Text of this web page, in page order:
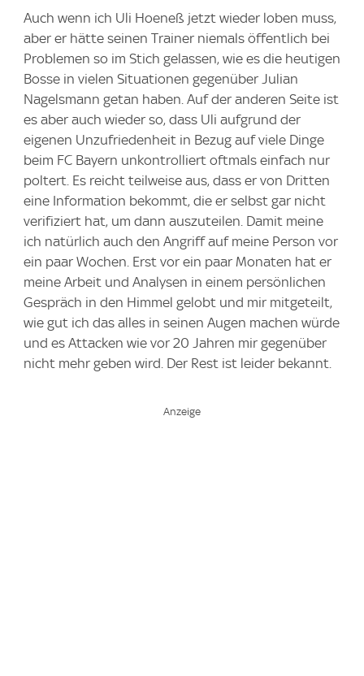
Auch wenn ich Uli Hoeneß jetzt wieder loben muss,
aber er hätte seinen Trainer niemals öffentlich bei
Problemen so im Stich gelassen, wie es die heutigen
Bosse in vielen Situationen gegenüber Julian
Nagelsmann getan haben. Auf der anderen Seite ist
es aber auch wieder so, dass Uli aufgrund der
eigenen Unzufriedenheit in Bezug auf viele Dinge
beim FC Bayern unkontrolliert oftmals einfach nur
poltert. Es reicht teilweise aus, dass er von Dritten
eine Information bekommt, die er selbst gar nicht
verifiziert hat, um dann auszuteilen. Damit meine
ich natürlich auch den Angriff auf meine Person vor
ein paar Wochen. Erst vor ein paar Monaten hat er
meine Arbeit und Analysen in einem persönlichen
Gespräch in den Himmel gelobt und mir mitgeteilt,
wie gut ich das alles in seinen Augen machen würde
und es Attacken wie vor 20 Jahren mir gegenüber
nicht mehr geben wird. Der Rest ist leider bekannt.